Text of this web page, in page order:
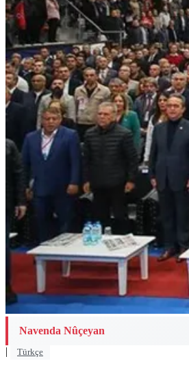
Navenda Nûçeyan
|
Türkçe